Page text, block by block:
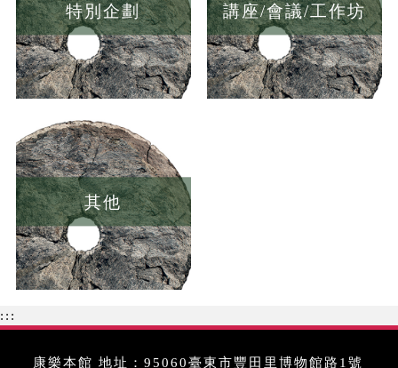
特別企劃 講座/會議/工作坊
其他
:::
康樂本館 地址：95060臺東市豐田里博物館路1號